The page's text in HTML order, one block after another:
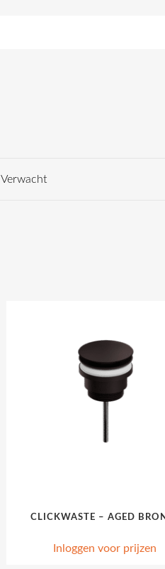
Verwacht
CLICKWASTE – AGED
Inloggen voor prijzen